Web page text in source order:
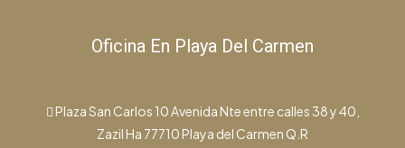
Oficina En Playa Del Carmen
Plaza San Carlos 10 Avenida Nte entre calles 38 y 40,
Zazil Ha 77710 Playa del Carmen Q.R